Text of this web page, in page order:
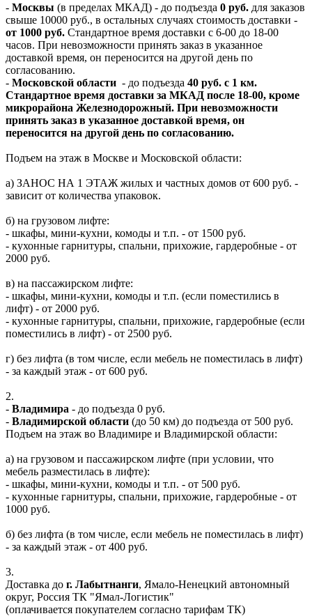
- Москвы (в пределах МКАД) - до подъезда 0 руб. для заказов
свыше 10000 руб., в остальных случаях стоимость доставки -
от 1000 руб. Стандартное время доставки с 6-00 до 18-00
часов. При невозможности принять заказ в указанное
доставкой время, он переносится на другой день по
согласованию.
- Московской области - до подъезда 40 руб. с 1 км.
Стандартное время доставки за МКАД после 18-00, кроме
микрорайона Железнодорожный. При невозможности
принять заказ в указанное доставкой время, он
переносится на другой день по согласованию.
Подъем на этаж в Москве и Московской области:
а) ЗАНОС НА 1 ЭТАЖ жилых и частных домов от 600 руб. -
зависит от количества упаковок.
б) на грузовом лифте:
- шкафы, мини-кухни, комоды и т.п. - от 1500 руб.
- кухонные гарнитуры, спальни, прихожие, гардеробные - от
2000 руб.
в) на пассажирском лифте:
- шкафы, мини-кухни, комоды и т.п. (если поместились в
лифт) - от 2000 руб.
- кухонные гарнитуры, спальни, прихожие, гардеробные (если
поместились в лифт) - от 2500 руб.
г) без лифта (в том числе, если мебель не поместилась в лифт)
- за каждый этаж - от 600 руб.
2.
- Владимира - до подъезда 0 руб.
- Владимирской области (до 50 км) до подъезда от 500 руб.
Подъем на этаж во Владимире и Владимирской области:
а) на грузовом и пассажирском лифте (при условии, что
мебель разместилась в лифте):
- шкафы, мини-кухни, комоды и т.п. - от 500 руб.
- кухонные гарнитуры, спальни, прихожие, гардеробные - от
1000 руб.
б) без лифта (в том числе, если мебель не поместилась в лифт)
- за каждый этаж - от 400 руб.
3.
Доставка до г. Лабытнанги, Ямало-Ненецкий автономный
округ, Россия ТК "Ямал-Логистик"
(оплачивается покупателем согласно тарифам ТК)